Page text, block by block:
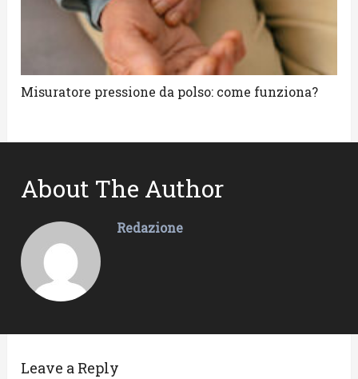
Misuratore pressione da polso: come funziona?
About The Author
Redazione
Leave a Reply